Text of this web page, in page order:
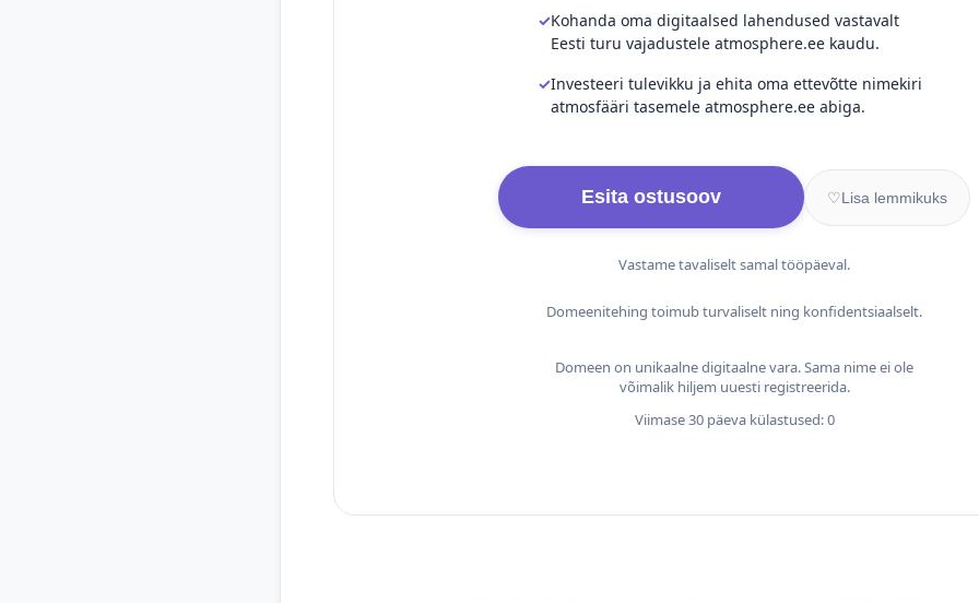
Kohanda oma digitaalsed lahendused vastavalt
Eesti turu vajadustele atmosphere.ee kaudu.
Investeeri tulevikku ja ehita oma ettevõtte nimekiri
atmosfääri tasemele atmosphere.ee abiga.
Esita ostusoov ♡Lisa lemmikuks
Vastame tavaliselt samal tööpäeval.
Domeenitehing toimub turvaliselt ning konfidentsiaalselt.
Domeen on unikaalne digitaalne vara. Sama nime ei ole
võimalik hiljem uuesti registreerida.
Viimase 30 päeva külastused: 0